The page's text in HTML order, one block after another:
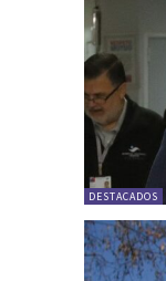
DESTACADOS